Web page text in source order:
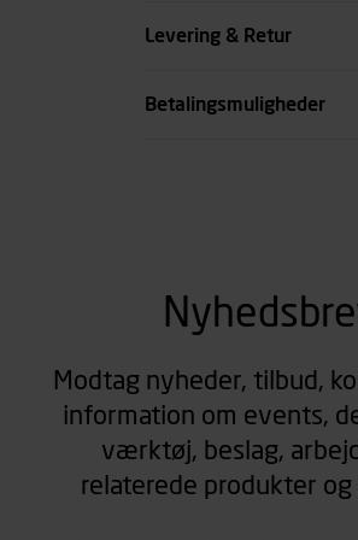
Levering & Retur
Betalingsmuligheder
Modtag nyheder, tilbud,
information om events,
værktøj, beslag,
relaterede produkter og